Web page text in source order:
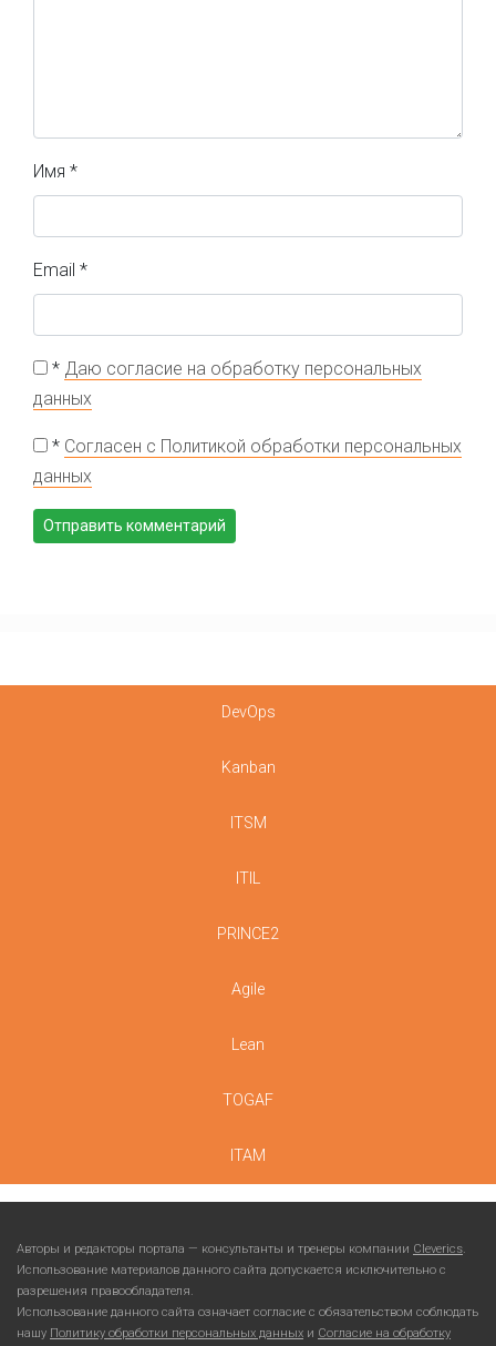
Имя *
Email *
* Даю согласие на обработку персональных
данных
* Согласен с Политикой обработки персональных
данных
DevOps
Kanban
ITSM
ITIL
PRINCE2
Agile
Lean
TOGAF
ITAM
Авторы и редакторы портала — консультанты и тренеры компании Cleverics.
Использование материалов данного сайта допускается исключительно с
разрешения правообладателя.
Использование данного сайта означает согласие с обязательством соблюдать
нашу Политику обработки персональных данных и Согласие на обработку